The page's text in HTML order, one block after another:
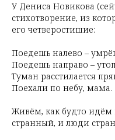
У Дениса Новикова
стихотворение, из
его четверостишие:
Поедешь налево –
Поедешь направо –
Туман расстилается
Поехали по небу, мама.
Живём, как будто
странный, и люди